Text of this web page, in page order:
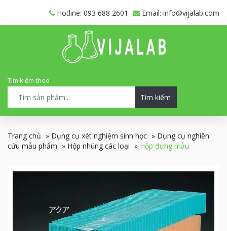
Hotline: 093 688 2601 Email: info@vijalab.com
Tìm kiếm theo
Tìm kiếm
Trang chủ » Dụng cụ xét nghiệm sinh học » Dụng cụ nghiên
cứu mẫu phẩm » Hộp nhúng các loại » Hộp đựng mẫu